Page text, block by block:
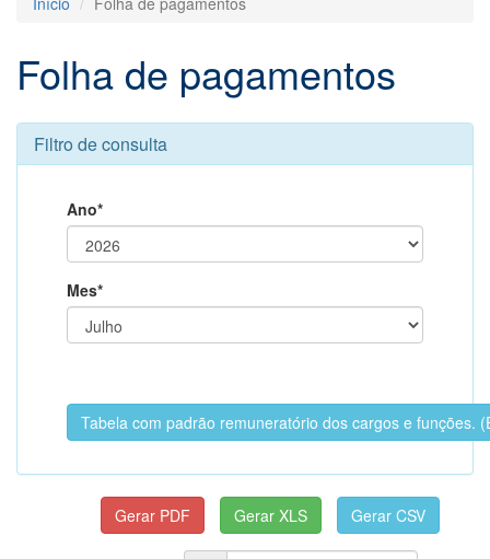
Folha de pagamentos
Filtro de consulta
Ano*
Mes*
Tabela com padrão remuneratório dos cargos e funções.